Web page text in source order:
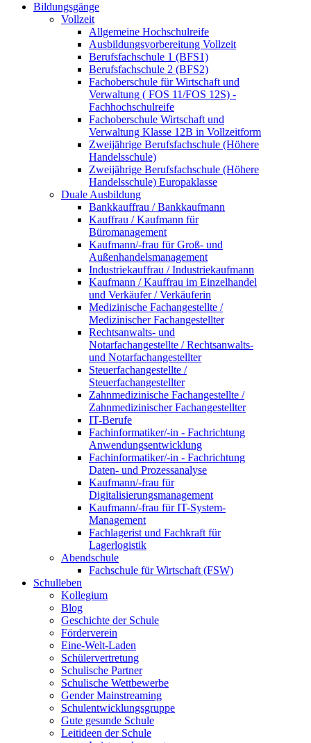
Bildungsgänge
Vollzeit
Allgemeine Hochschulreife
Ausbildungsvorbereitung Vollzeit
Berufsfachschule 1 (BFS1)
Berufsfachschule 2 (BFS2)
Fachoberschule für Wirtschaft und
Verwaltung ( FOS 11/FOS 12S) -
Fachhochschulreife
Fachoberschule Wirtschaft und
Verwaltung Klasse 12B in Vollzeitform
Zweijährige Berufsfachschule (Höhere
Handelsschule)
Zweijährige Berufsfachschule (Höhere
Handelsschule) Europaklasse
Duale Ausbildung
Bankkauffrau / Bankkaufmann
Kauffrau / Kaufmann für
Büromanagement
Kaufmann/-frau für Groß- und
Außenhandelsmanagement
Industriekauffrau / Industriekaufmann
Kaufmann / Kauffrau im Einzelhandel
und Verkäufer / Verkäuferin
Medizinische Fachangestellte /
Medizinischer Fachangestellter
Rechtsanwalts- und
Notarfachangestellte / Rechtsanwalts-
und Notarfachangestellter
Steuerfachangestellte /
Steuerfachangestellter
Zahnmedizinische Fachangestellte /
Zahnmedizinischer Fachangestellter
IT-Berufe
Fachinformatiker/-in - Fachrichtung
Anwendungsentwicklung
Fachinformatiker/-in - Fachrichtung
Daten- und Prozessanalyse
Kaufmann/-frau für
Digitalisierungsmanagement
Kaufmann/-frau für IT-System-
Management
Fachlagerist und Fachkraft für
Lagerlogistik
Abendschule
Fachschule für Wirtschaft (FSW)
Schulleben
Kollegium
Blog
Geschichte der Schule
Förderverein
Eine-Welt-Laden
Schülervertretung
Schulische Partner
Schulische Wettbewerbe
Gender Mainstreaming
Schulentwicklungsgruppe
Gute gesunde Schule
Leitideen der Schule